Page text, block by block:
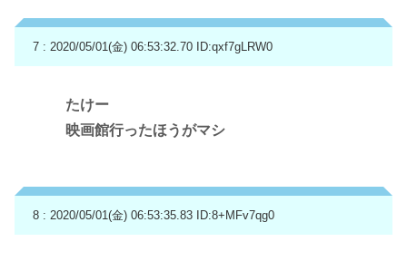
7 : 2020/05/01(金) 06:53:32.70 ID:qxf7gLRW0
たけー
映画館行ったほうがマシ
8 : 2020/05/01(金) 06:53:35.83 ID:8+MFv7qg0